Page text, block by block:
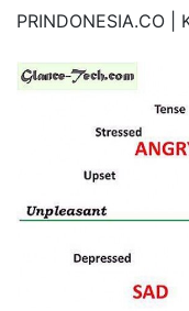
PRINDONESIA.CO |